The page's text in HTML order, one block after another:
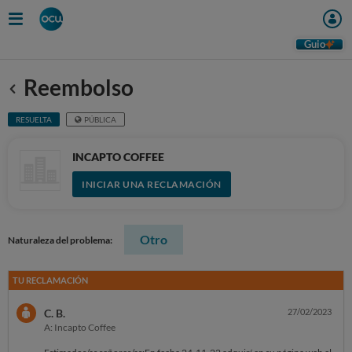
Guio
Anterior
Reembolso
RESUELTA PÚBLICA
INCAPTO COFFEE
INICIAR UNA RECLAMACIÓN
Naturaleza del problema: Otro
TU RECLAMACIÓN
C. B.
A: Incapto Coffee
27/02/2023